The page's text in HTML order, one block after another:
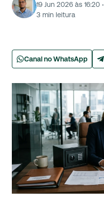
19 Jun 2026 às 16:20 ·
3 min leitura
Canal no WhatsApp